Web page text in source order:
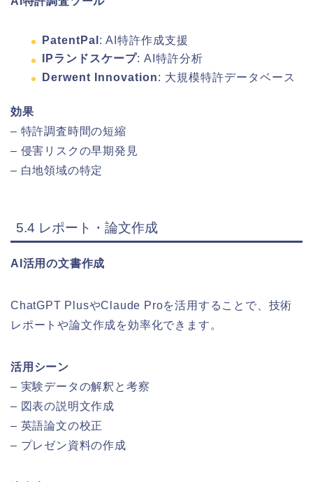
PatentPal : AI特許作成支援
IPランドスケープ: AI特許分析
Derwent Innovation: 大規模特許データベース
効果
– 特許調査時間の短縮
– 侵害リスクの早期発見
– 白地領域の特定
5.4 レポート・論文作成
AI活用の文書作成
ChatGPT PlusやClaude Proを活用することで、技術
レポートや論文作成を効率化できます。
活用シーン
– 実験データの解釈と考察
– 図表の説明文作成
– 英語論文の校正
– プレゼン資料の作成